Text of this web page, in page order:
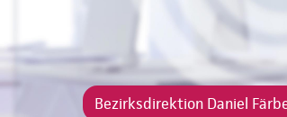
Bezirksdirektion Daniel